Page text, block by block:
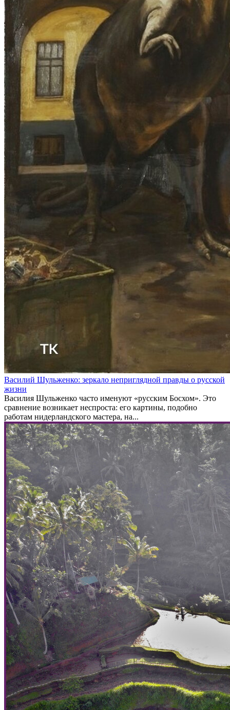
Василий Шульженко: зеркало неприглядной правды о русской
жизни
Василия Шульженко часто именуют «русским Босхом». Это
сравнение возникает неспроста: его картины, подобно
работам нидерландского мастера, на...